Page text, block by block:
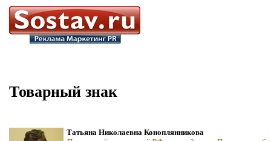
Товарный знак
Татьяна Николаевна Коноплянникова